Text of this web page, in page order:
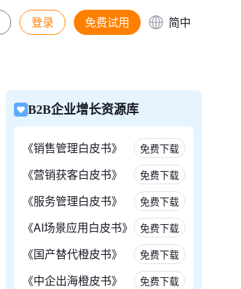
登录 免费试用 简中
B2B企业增长资源库
《销售管理白皮书》 免费下载
《营销获客白皮书》 免费下载
《服务管理白皮书》 免费下载
《AI场景应用白皮书》 免费下载
《国产替代橙皮书》 免费下载
《中企出海橙皮书》 免费下载